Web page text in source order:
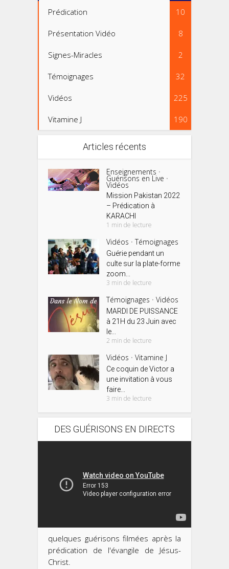
Prédication 10
Présentation Vidéo 8
Signes-Miracles 2
Témoignages 32
Vidéos 225
Vitamine J 190
Articles récents
Enseignements •
Guérisons en Live •
Vidéos
Mission Pakistan 2022
– Prédication à
KARACHI
1 min de lecture
Vidéos • Témoignages
Guérie pendant un
culte sur la plate-forme
zoom...
3 min de lecture
Témoignages • Vidéos
MARDI DE PUISSANCE
à 21H du 23 Juin avec
le...
2 min de lecture
Vidéos • Vitamine J
Ce coquin de Victor a
une invitation à vous
faire...
3 min de lecture
DES GUÉRISONS EN DIRECTS
quelques guérisons filmées après la
prédication de l'évangile de Jésus-
Christ.